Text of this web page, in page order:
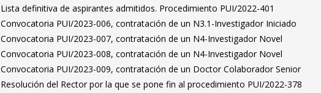
Lista definitiva de aspirantes admitidos. Procedimiento PUI/2022-401
Convocatoria PUI/2023-006, contratación de un N3.1-Investigador Iniciado
Convocatoria PUI/2023-007, contratación de un N4-Investigador Novel
Convocatoria PUI/2023-008, contratación de un N4-Investigador Novel
Convocatoria PUI/2023-009, contratación de un Doctor Colaborador Senior
Resolución del Rector por la que se pone fin al procedimiento PUI/2022-378